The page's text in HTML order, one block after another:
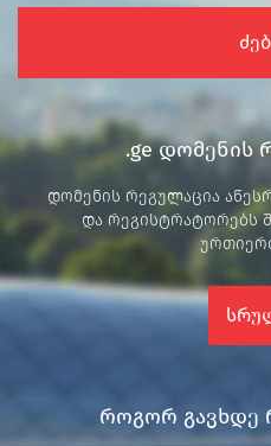
.ge დომენის
დომენის რეგულაცია
და რეგისტრატორებს
როგორ გავხდე